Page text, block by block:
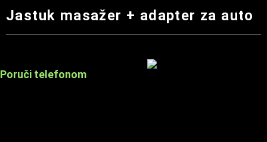
Jastuk masažer + adapter za auto
Poruči telefonom